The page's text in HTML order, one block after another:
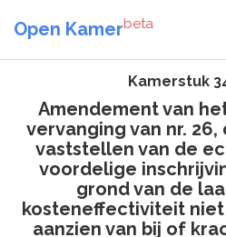
Open Kamerbeta
Kamerstuk
Amendement van
vervanging van nr.
vaststellen van de
voordelige
grond van de
kosteneffectiviteit
aanzien van bij of